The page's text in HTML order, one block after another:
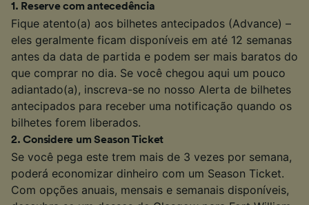
1 . Reserve com antecedência
Fique atento(a) aos bilhetes antecipados (Advance) –
eles geralmente ficam disponíveis em até 12 semanas
antes da data de partida e podem ser mais baratos do
que comprar no dia. Se você chegou aqui um pouco
adiantado(a), inscreva-se no nosso Alerta de bilhetes
antecipados para receber uma notificação quando os
bilhetes forem liberados.
2.Considere um Season Ticket
Se você pega este trem mais de 3 vezes por semana,
poderá economizar dinheiro com um Season Ticket.
Com opções anuais, mensais e semanais disponíveis,